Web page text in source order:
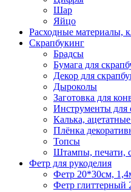
Шар
Яйцо
Расходные материалы,
Скрапбукинг
Брадсы
Бумага для
Декор для
Дыроколы
Заготовка для
Инструменты для
Калька,
Плёнка
Топсы
Штампы, печати,
Фетр для рукоделия
Фетр 20*30см,
Фетр глиттерный